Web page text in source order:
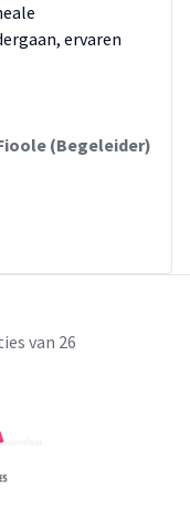
ervaren
(Begeleider)
van 26